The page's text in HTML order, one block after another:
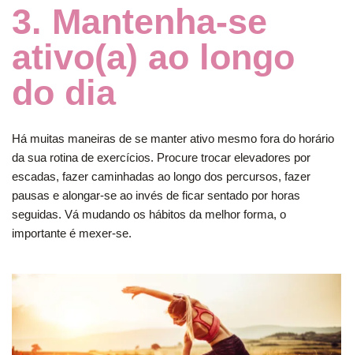
3. Mantenha-se
ativo(a) ao longo
do dia
Há muitas maneiras de se manter ativo mesmo fora do horário
da sua rotina de exercícios. Procure trocar elevadores por
escadas, fazer caminhadas ao longo dos percursos, fazer
pausas e alongar-se ao invés de ficar sentado por horas
seguidas. Vá mudando os hábitos da melhor forma, o
importante é mexer-se.